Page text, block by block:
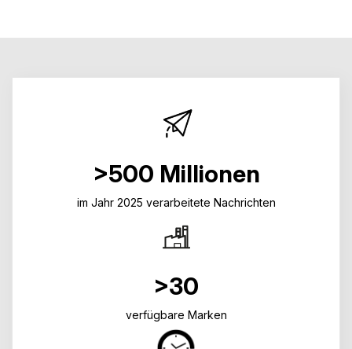
>500 Millionen
im Jahr 2025 verarbeitete Nachrichten
>30
verfügbare Marken